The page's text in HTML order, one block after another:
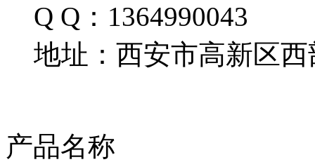
Q Q：1364990043
地址：西安市高新区西
产品名称